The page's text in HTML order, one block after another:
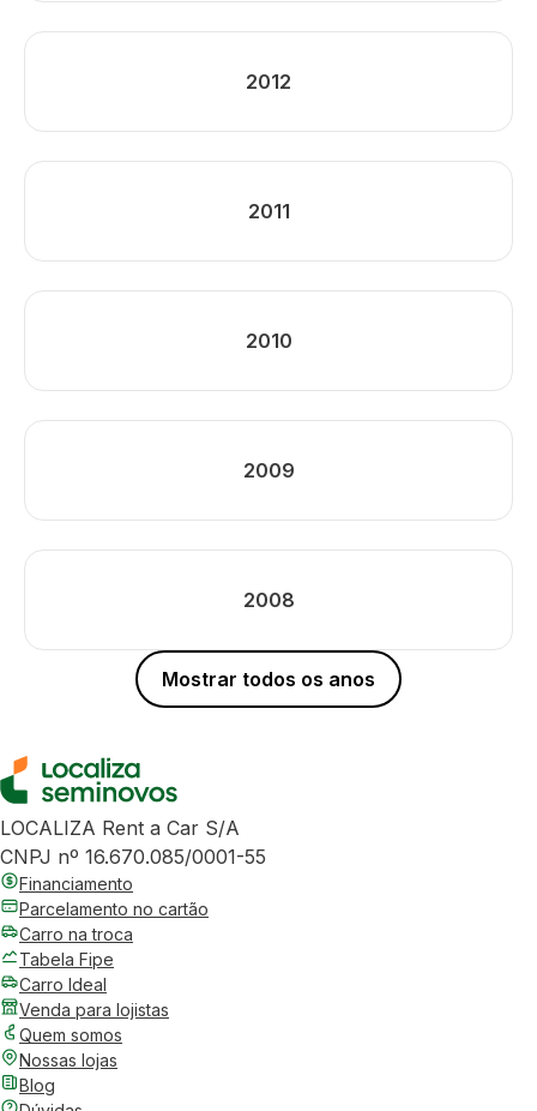
2012
2011
2010
2009
2008
Mostrar todos os anos
LOCALIZA Rent a Car S/A
CNPJ nº 16.670.085/0001-55
Financiamento
Parcelamento no cartão
Carro na troca
Tabela Fipe
Carro Ideal
Venda para lojistas
Quem somos
Nossas lojas
Blog